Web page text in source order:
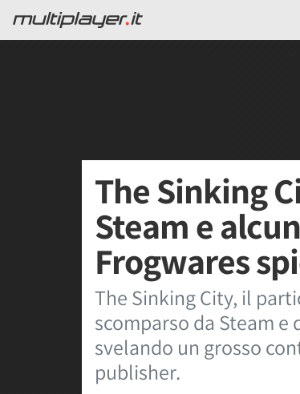
The Sinking
Steam e
Frogwares
The Sinking City, il
scomparso da Steam
svelando un grosso
publisher.